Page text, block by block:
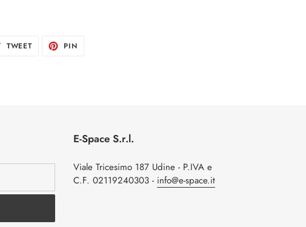
TWEETTWITTA PIN
E-Space S.r.l.
Viale Tricesimo 187 Udine - P.IVA e
C.F. 02119240303 - info@e-space.it